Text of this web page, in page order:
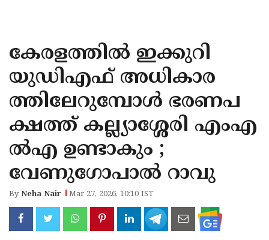
KANNUR
KASARAGOD
കേരളത്തില്‍ ഇക്കുറി
യുഡിഎഫ് അധികാര
ത്തിലേറുമ്പോള്‍ ഭരണപ
ക്ഷത്ത് കല്ല്യാശ്ശേരി എംഎ
ല്‍എ ഉണ്ടാകും ;
വേണുഗോപാല്‍ റാവു
ByNeha Nair Mar 27, 2026, 10:10 IST